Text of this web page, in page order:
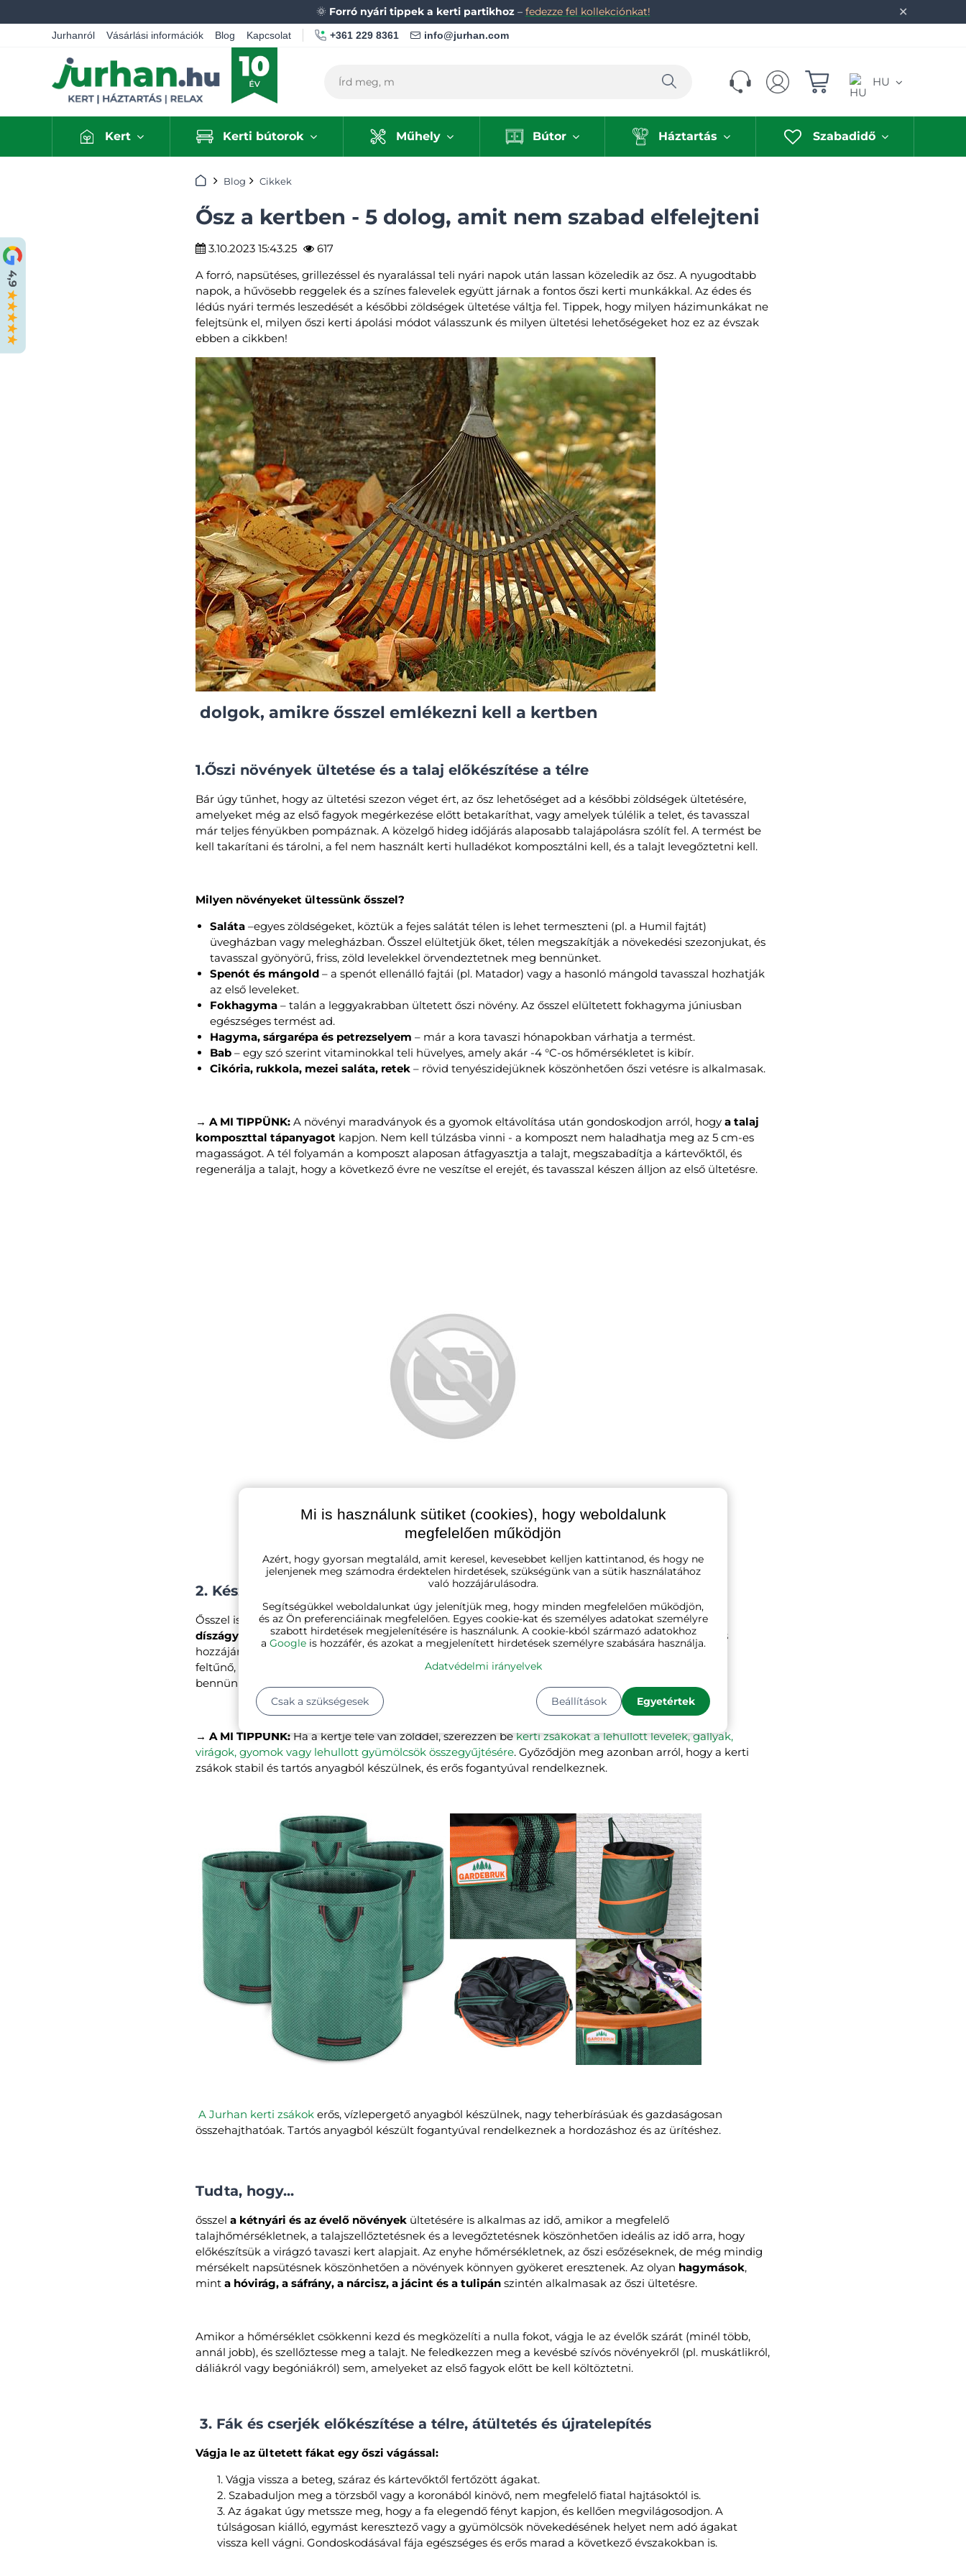
✕
🌞 Forró nyári tippek a kerti partikhoz– fedezze fel kollekciónkat!
Jurhanról Vásárlási információk Blog Kapcsolat +361 229 8361 info@jurhan.com
Keresés HU
Kert Kerti bútorok Műhely Bútor Háztartás Szabadidő
Kezdőlap
Blog Cikkek
Ősz a kertben - 5 dolog, amit nem szabad elfelejteni
3.10.2023 15:43.25
617
A forró, napsütéses, grillezéssel és nyaralással teli nyári napok után lassan közeledik az ősz. A nyugodtabb
napok, a hűvösebb reggelek és a színes falevelek együtt járnak a fontos őszi kerti munkákkal. Az édes és
lédús nyári termés leszedését a későbbi zöldségek ültetése váltja fel. Tippek, hogy milyen házimunkákat ne
felejtsünk el, milyen őszi kerti ápolási módot válasszunk és milyen ültetési lehetőségeket hoz ez az évszak
ebben a cikkben!
dolgok, amikre ősszel emlékezni kell a kertben
1.Őszi növények ültetése és a talaj előkészítése a télre
Bár úgy tűnhet, hogy az ültetési szezon véget ért, az ősz lehetőséget ad a későbbi zöldségek ültetésére,
amelyeket még az első fagyok megérkezése előtt betakaríthat, vagy amelyek túlélik a telet, és tavasszal
már teljes fényükben pompáznak. A közelgő hideg időjárás alaposabb talajápolásra szólít fel. A termést be
kell takarítani és tárolni, a fel nem használt kerti hulladékot komposztálni kell, és a talajt levegőztetni kell.
Milyen növényeket ültessünk ősszel?
Saláta –egyes zöldségeket, köztük a fejes salátát télen is lehet termeszteni (pl. a Humil fajtát)
üvegházban vagy melegházban. Ősszel elültetjük őket, télen megszakítják a növekedési szezonjukat, és
tavasszal gyönyörű, friss, zöld levelekkel örvendeztetnek meg bennünket.
Spenót és mángold – a spenót ellenálló fajtái (pl. Matador) vagy a hasonló mángold tavasszal hozhatják
az első leveleket.
Fokhagyma – talán a leggyakrabban ültetett őszi növény. Az ősszel elültetett fokhagyma júniusban
egészséges termést ad.
Hagyma, sárgarépa és petrezselyem – már a kora tavaszi hónapokban várhatja a termést.
Bab – egy szó szerint vitaminokkal teli hüvelyes, amely akár -4 °C-os hőmérsékletet is kibír.
Cikória, rukkola, mezei saláta, retek – rövid tenyészidejüknek köszönhetően őszi vetésre is alkalmasak.
→ A MI TIPPÜNK: A növényi maradványok és a gyomok eltávolítása után gondoskodjon arról, hogy a talaj
komposzttal tápanyagot kapjon. Nem kell túlzásba vinni - a komposzt nem haladhatja meg az 5 cm-es
magasságot. A tél folyamán a komposzt alaposan átfagyasztja a talajt, megszabadítja a kártevőktől, és
regenerálja a talajt, hogy a következő évre ne veszítse el erejét, és tavasszal készen álljon az első ültetésre.
2. Készítsen színes őszt a kertjében
Ősszel is élvezhetjük a színes kertet. A fák és cserjék gyönyörű piros és sárga színei melletta
díszágyásokban, cserepekben és sziklakertekbenelhelyezett virágok is feldobhatják kertünket, és
hozzájárulhatnak ennek a különleges évszaknak a bájos hangulatához. A dáliák (Gerorgina) például
feltűnő, színes virágok, amelyeket időről időre visszavághatunk, és egész ősszel gyönyörködtetnek
bennünket szépségükkel.
→ A MI TIPPÜNK:Ha a kertje tele van zölddel, szerezzen bekerti zsákokat a lehullott levelek, gallyak,
virágok, gyomok vagy lehullott gyümölcsök összegyűjtésére. Győződjön meg azonban arról, hogy a kerti
zsákok stabil és tartós anyagból készülnek, és erős fogantyúval rendelkeznek.
A Jurhan kerti zsákok erős, vízlepergető anyagból készülnek, nagy teherbírásúak és gazdaságosan
összehajthatóak. Tartós anyagból készült fogantyúval rendelkeznek a hordozáshoz és az ürítéshez.
Tudta, hogy...
ősszel a kétnyári és az évelő növények ültetésére is alkalmas az idő, amikor a megfelelő
talajhőmérsékletnek, a talajszellőztetésnek és a levegőztetésnek köszönhetően ideális az idő arra, hogy
előkészítsük a virágzó tavaszi kert alapjait. Az enyhe hőmérsékletnek, az őszi esőzéseknek, de még mindig
mérsékelt napsütésnek köszönhetően a növények könnyen gyökeret eresztenek. Az olyan hagymások,
mint a hóvirág, a sáfrány, a nárcisz, a jácint és a tulipán szintén alkalmasak az őszi ültetésre.
Amikor a hőmérséklet csökkenni kezd és megközelíti a nulla fokot, vágja le az évelők szárát (minél több,
annál jobb), és szellőztesse meg a talajt. Ne feledkezzen meg a kevésbé szívós növényekről (pl. muskátlikról,
dáliákról vagy begóniákról) sem, amelyeket az első fagyok előtt be kell költöztetni.
3. Fák és cserjék előkészítése a télre, átültetés és újratelepítés
Vágja le az ültetett fákat egy őszi vágással:
1. Vágja vissza a beteg, száraz és kártevőktől fertőzött ágakat.
2. Szabaduljon meg a törzsből vagy a koronából kinövő, nem megfelelő fiatal hajtásoktól is.
3. Az ágakat úgy metssze meg, hogy a fa elegendő fényt kapjon, és kellően megvilágosodjon. A
túlságosan kiálló, egymást keresztező vagy a gyümölcsök növekedésének helyet nem adó ágakat
vissza kell vágni. Gondoskodásával fája egészséges és erős marad a következő évszakokban is.
Mi is használunk sütiket (cookies), hogy weboldalunk
megfelelően működjön
Azért, hogy gyorsan megtaláld, amit keresel, kevesebbet kelljen kattintanod, és hogy ne
jelenjenek meg számodra érdektelen hirdetések, szükségünk van a sütik használatához
való hozzájárulásodra.
Segítségükkel weboldalunkat úgy jelenítjük meg, hogy minden megfelelően működjön,
és az Ön preferenciáinak megfelelően. Egyes cookie-kat és személyes adatokat személyre
szabott hirdetések megjelenítésére is használunk. A cookie-kból származó adatokhoz
a Googleis hozzáfér, és azokat a megjelenített hirdetések személyre szabására használja.
Adatvédelmi irányelvek
Beállítások Egyetértek
Csak a szükségesek